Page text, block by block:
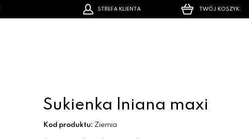
STREFA KLIENTA TWÓJ KOSZYK
Sukienka lniana maxi
Kod produktu: Ziemia